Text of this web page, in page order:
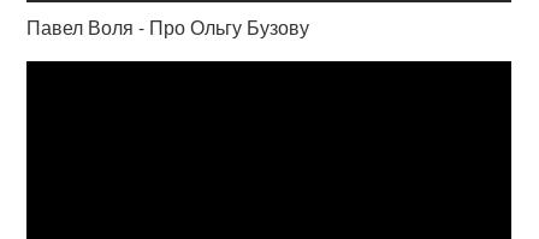
Павел Воля - Про Ольгу Бузову